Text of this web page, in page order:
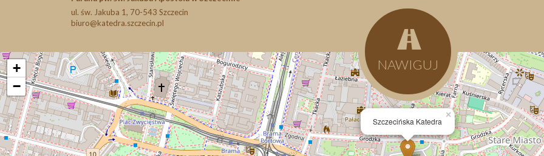
ul. św. Jakuba 1, 70-543 Szczecin
biuro@katedra.szczecin.pl
NAWIGUJ
Szczecińska Katedra
×
+
−